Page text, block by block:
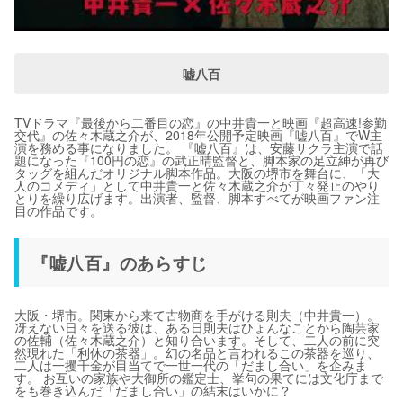
嘘八百
TVドラマ『最後から二番目の恋』の中井貴一と映画『超高速!参勤
交代』の佐々木蔵之介が、2018年公開予定映画『嘘八百』でW主
演を務める事になりました。 『嘘八百』は、安藤サクラ主演で話
題になった『100円の恋』の武正晴監督と、脚本家の足立紳が再び
タッグを組んだオリジナル脚本作品。大阪の堺市を舞台に、「大
人のコメディ」として中井貴一と佐々木蔵之介が丁々発止のやり
とりを繰り広げます。出演者、監督、脚本すべてが映画ファン注
目の作品です。
『嘘八百』のあらすじ
大阪・堺市。関東から来て古物商を手がける則夫（中井貴一）。
冴えない日々を送る彼は、ある日則夫はひょんなことから陶芸家
の佐輔（佐々木蔵之介）と知り合います。そして、二人の前に突
然現れた「利休の茶器」。幻の名品と言われるこの茶器を巡り、
二人は一攫千金が目当てで一世一代の「だまし合い」を企みま
す。 お互いの家族や大御所の鑑定士、挙句の果てには文化庁まで
をも巻き込んだ「だまし合い」の結末はいかに？